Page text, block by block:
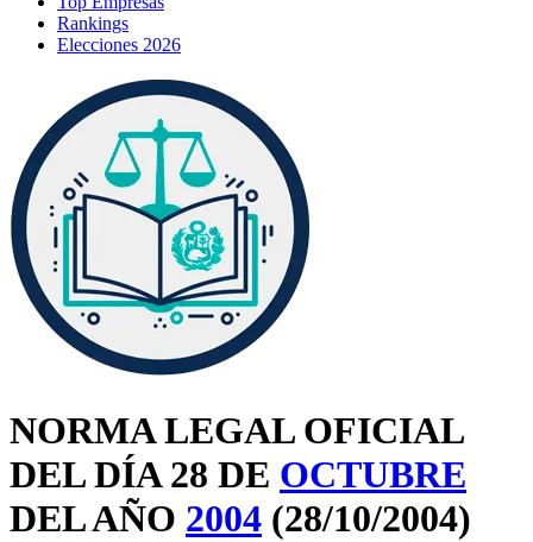
Rankings
Elecciones 2026
NORMA LEGAL OFICIAL
DEL DÍA 28 DE OCTUBRE
DEL AÑO 2004 (28/10/2004)